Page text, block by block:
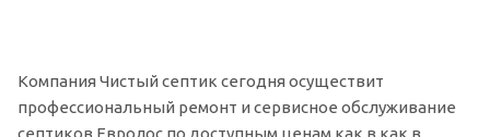
Компания Чистый септик сегодня осуществит
профессиональный ремонт и сервисное обслуживание
септиков Евролос по доступным ценам как в как в